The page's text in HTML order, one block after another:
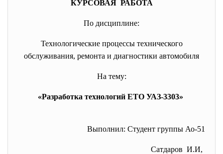
КУРСОВАЯ РАБОТА
По дисциплине:
Технологические процессы технического
обслуживания, ремонта и диагностики автомобиля
На тему:
«Разработка технологий ЕТО УАЗ-3303»
Выполнил: Студент группы Ао-51
Сатдаров И.И,